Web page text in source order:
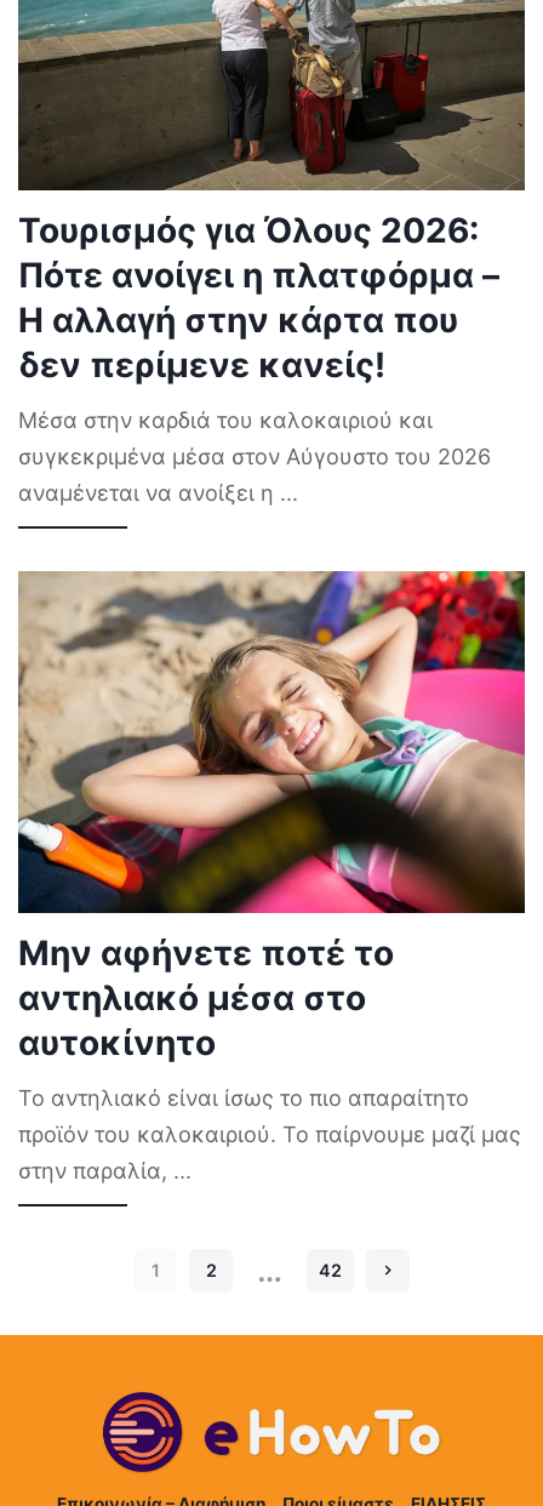
Τουρισμός για Όλους 2026:
Πότε ανοίγει η πλατφόρμα –
Η αλλαγή στην κάρτα που
δεν περίμενε κανείς!
Μέσα στην καρδιά του καλοκαιριού και
συγκεκριμένα μέσα στον Αύγουστο του 2026
αναμένεται να ανοίξει η ...
Μην αφήνετε ποτέ το
αντηλιακό μέσα στο
αυτοκίνητο
Το αντηλιακό είναι ίσως το πιο απαραίτητο
προϊόν του καλοκαιριού. Το παίρνουμε μαζί μας
στην παραλία, ...
1 2 … 42